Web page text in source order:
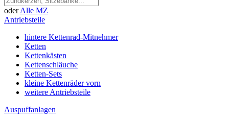
oder Alle MZ
Antriebsteile
hintere Kettenrad-Mitnehmer
Ketten
Kettenkästen
Kettenschläuche
Ketten-Sets
kleine Kettenräder vorn
weitere Antriebsteile
Auspuffanlagen